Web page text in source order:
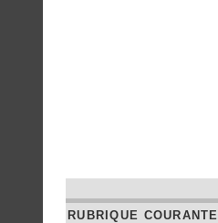
RUBRIQUE COURANTE